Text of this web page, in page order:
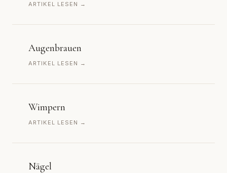
ARTIKEL LESEN →
Augenbrauen
ARTIKEL LESEN →
Wimpern
ARTIKEL LESEN →
Nägel